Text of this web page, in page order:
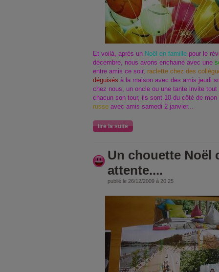
Et voilà, après un Noël en famille pour le
décembre, nous avons enchainé avec une
entre amis ce soir, raclette chez des
déguisés à la maison avec des amis jeudi
chez nous, un oncle ou une tante invite
chacun son tour, ils sont 10 du côté de
russe avec amis samedi 2 janvier...
lire la suite
Un chouette Noël
attente....
publié le 26/12/2009 à 20:25